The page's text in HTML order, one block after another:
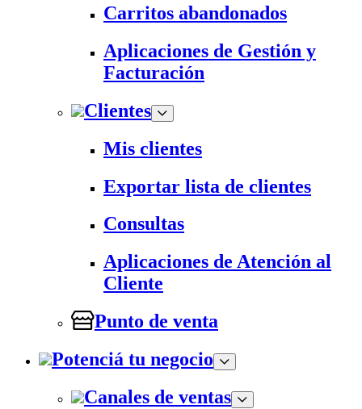
Carritos abandonados
Aplicaciones de Gestión y
Facturación
Clientes
Mis clientes
Exportar lista de clientes
Consultas
Aplicaciones de Atención al
Cliente
Punto de venta
Potenciá tu negocio
Canales de ventas